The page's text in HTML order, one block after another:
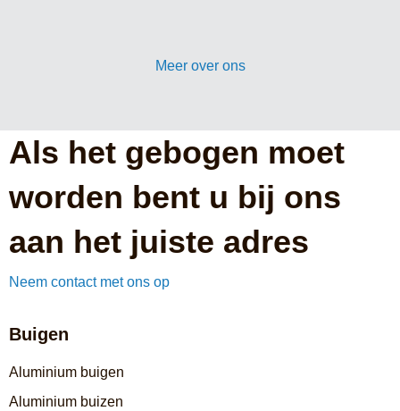
Meer over ons
Als het gebogen moet
worden bent u bij ons
aan het juiste adres
Neem contact met ons op
Buigen
Aluminium buigen
Aluminium buizen